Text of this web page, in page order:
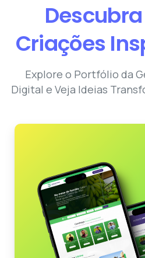
Descubra
Criações
Explore o Portfólio da
Digital e Veja Ideias